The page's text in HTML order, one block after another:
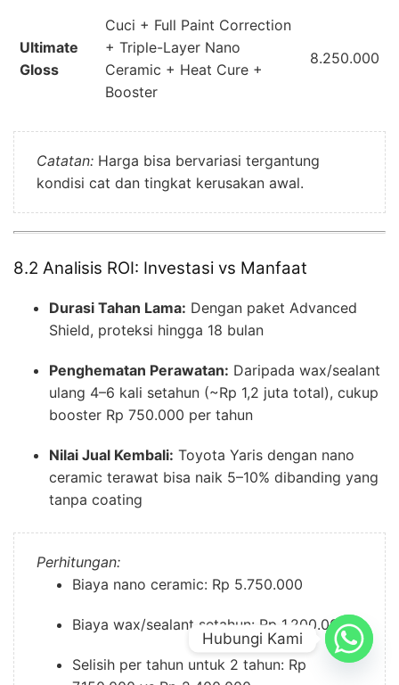
Ultimate
Gloss
Cuci + Full Paint Correction
+ Triple-Layer Nano
Ceramic + Heat Cure +
Booster
8.250.000
Catatan: Harga bisa bervariasi tergantung
kondisi cat dan tingkat kerusakan awal.
8.2 Analisis ROI: Investasi vs Manfaat
Durasi Tahan Lama: Dengan paket Advanced
Shield, proteksi hingga 18 bulan
Penghematan Perawatan: Daripada wax/sealant
ulang 4–6 kali setahun (~Rp 1,2 juta total), cukup
booster Rp 750.000 per tahun
Nilai Jual Kembali: Toyota Yaris dengan nano
ceramic terawat bisa naik 5–10% dibanding yang
tanpa coating
Perhitungan:
Biaya nano ceramic: Rp 5.750.000
Biaya wax/sealant setahun: Rp 1.200.000
Selisih per tahun untuk 2 tahun: Rp
Hubungi Kami